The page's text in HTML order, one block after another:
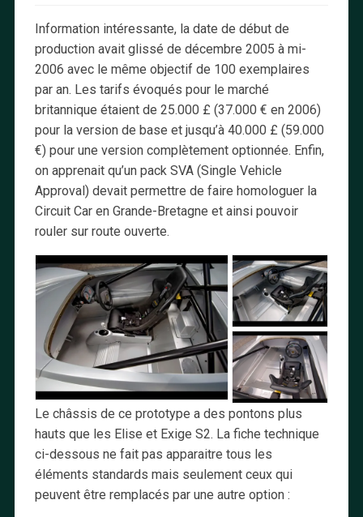
Information intéressante, la date de début de
production avait glissé de décembre 2005 à mi-
2006 avec le même objectif de 100 exemplaires
par an. Les tarifs évoqués pour le marché
britannique étaient de 25.000 £ (37.000 € en 2006)
pour la version de base et jusqu’à 40.000 £ (59.000
€) pour une version complètement optionnée. Enfin,
on apprenait qu’un pack SVA (Single Vehicle
Approval) devait permettre de faire homologuer la
Circuit Car en Grande-Bretagne et ainsi pouvoir
rouler sur route ouverte.
Le châssis de ce prototype a des pontons plus
hauts que les Elise et Exige S2. La fiche technique
ci-dessous ne fait pas apparaitre tous les
éléments standards mais seulement ceux qui
peuvent être remplacés par une autre option :